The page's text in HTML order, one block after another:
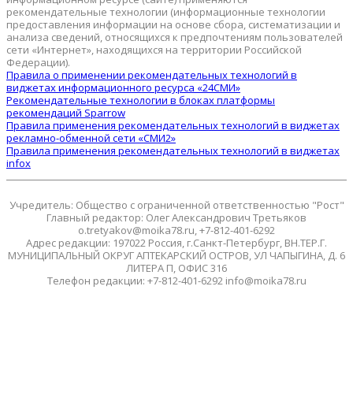
рекомендательные технологии (информационные технологии
предоставления информации на основе сбора, систематизации и
анализа сведений, относящихся к предпочтениям пользователей
сети «Интернет», находящихся на территории Российской
Федерации).
Правила о применении рекомендательных технологий в
виджетах информационного ресурса «24СМИ»
Рекомендательные технологии в блоках платформы
рекомендаций Sparrow
Правила применения рекомендательных технологий в виджетах
рекламно-обменной сети «СМИ2»
Правила применения рекомендательных технологий в виджетах
infox
Учредитель: Общество с ограниченной ответственностью "Рост"
Главный редактор: Олег Александрович Третьяков
o.tretyakov@moika78.ru, +7-812-401-6292
Адрес редакции: 197022 Россия, г.Санкт-Петербург, ВН.ТЕР.Г.
МУНИЦИПАЛЬНЫЙ ОКРУГ АПТЕКАРСКИЙ ОСТРОВ, УЛ ЧАПЫГИНА, Д. 6
ЛИТЕРА П, ОФИС 316
Телефон редакции: +7-812-401-6292 info@moika78.ru